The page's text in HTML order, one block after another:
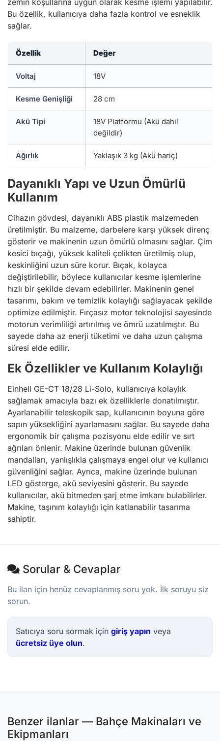
zemin koşullarına uygun olarak kesme işlemi yapılabilir.
Bu özellik, kullanıcıya daha fazla kontrol ve esneklik
sağlar.
Özellik Değer
Voltaj 18V
Kesme Genişliği 28 cm
Akü Tipi
18V Platformu (Akü dahil
değildir)
Ağırlık Yaklaşık 3 kg (Akü hariç)
Dayanıklı Yapı ve Uzun Ömürlü
Kullanım
Cihazın gövdesi, dayanıklı ABS plastik malzemeden
üretilmiştir. Bu malzeme, darbelere karşı yüksek direnç
gösterir ve makinenin uzun ömürlü olmasını sağlar. Çim
kesici bıçağı, yüksek kaliteli çelikten üretilmiş olup,
keskinliğini uzun süre korur. Bıçak, kolayca
değiştirilebilir, böylece kullanıcılar kesme işlemlerine
hızlı bir şekilde devam edebilirler. Makinenin genel
tasarımı, bakım ve temizlik kolaylığı sağlayacak şekilde
optimize edilmiştir. Fırçasız motor teknolojisi sayesinde
motorun verimliliği artırılmış ve ömrü uzatılmıştır. Bu
sayede daha az enerji tüketimi ve daha uzun çalışma
süresi elde edilir.
Ek Özellikler ve Kullanım Kolaylığı
Einhell GE-CT 18/28 Li-Solo, kullanıcıya kolaylık
sağlamak amacıyla bazı ek özelliklerle donatılmıştır.
Ayarlanabilir teleskopik sap, kullanıcının boyuna göre
sapın yüksekliğini ayarlamasını sağlar. Bu sayede daha
ergonomik bir çalışma pozisyonu elde edilir ve sırt
ağrıları önlenir. Makine üzerinde bulunan güvenlik
mandalları, yanlışlıkla çalışmaya engel olur ve kullanıcı
güvenliğini sağlar. Ayrıca, makine üzerinde bulunan
LED gösterge, akü seviyesini gösterir. Bu sayede
kullanıcılar, akü bitmeden şarj etme imkanı bulabilirler.
Makine, taşınım kolaylığı için katlanabilir tasarıma
sahiptir.
Sorular & Cevaplar
Bu ilan için henüz cevaplanmış soru yok. İlk soruyu siz
sorun.
Satıcıya soru sormak için giriş yapın veya
ücretsiz üye olun.
Benzer ilanlar — Bahçe Makinaları ve
Ekipmanları